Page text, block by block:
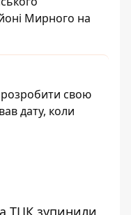
Мирного на
свою
дату, коли
ТЦК зупинили